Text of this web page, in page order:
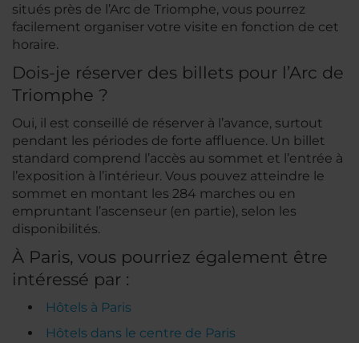
situés près de l’Arc de Triomphe, vous pourrez
facilement organiser votre visite en fonction de cet
horaire.
Dois-je réserver des billets pour l’Arc de
Triomphe ?
Oui, il est conseillé de réserver à l’avance, surtout
pendant les périodes de forte affluence. Un billet
standard comprend l’accès au sommet et l’entrée à
l’exposition à l’intérieur. Vous pouvez atteindre le
sommet en montant les 284 marches ou en
empruntant l’ascenseur (en partie), selon les
disponibilités.
À Paris, vous pourriez également être
intéressé par :
Hôtels à Paris
Hôtels dans le centre de Paris